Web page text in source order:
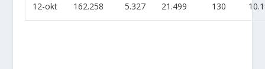
12-okt 162.258 5.327 21.499 130